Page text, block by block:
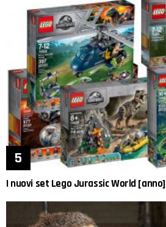
I nuovi set Lego Jurassic World [anno]